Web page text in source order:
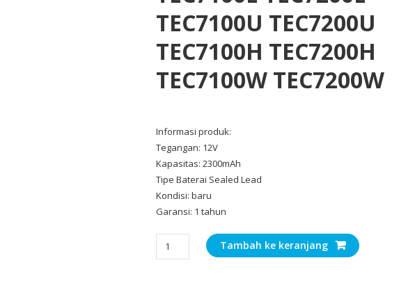
TEC7100U TEC7200U
TEC7100H TEC7200H
TEC7100W TEC7200W
Informasi produk:
Tegangan: 12V
Kapasitas: 2300mAh
Tipe Baterai Sealed Lead
Kondisi: baru
Garansi: 1 tahun
Pengganti
Tambah ke keranjang